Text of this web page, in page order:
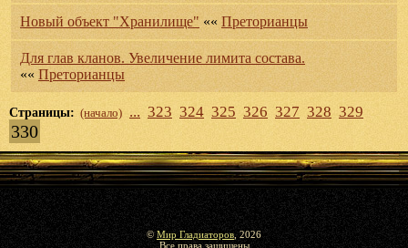
Новый объект "Хранилище" «« Преторианцы
Для глав кланов. Увеличение лимита состава.
«« Преторианцы
Страницы: (начало) ... 323 324 325 326 327 328 329
330
© Мир Гладиаторов , 2026
Все права защищены